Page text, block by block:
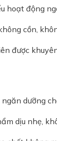
hoạt động
cồn,
được
dưỡng
dịu nhẹ,